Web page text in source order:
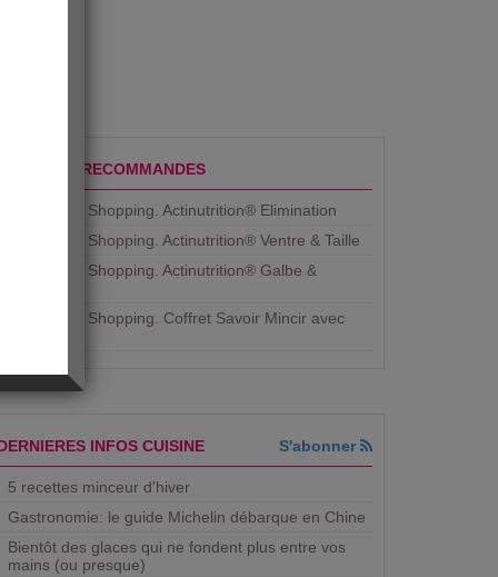
PRODUITS RECOMMANDES
Aujourdhui Shopping. Actinutrition® Elimination
Aujourdhui Shopping. Actinutrition® Ventre & Taille
Aujourdhui Shopping. Actinutrition® Galbe &
Aujourdhui Shopping. ​Coffret Savoir Mincir avec
INFOS CUISINE S'abonner
5 recettes minceur d'hiver
Gastronomie: le guide Michelin débarque en Chine
Bientôt des glaces qui ne fondent plus entre vos
mains (ou presque)